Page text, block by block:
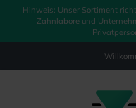
springen
Hinweis: Unser Sortiment
Zahnlabore und